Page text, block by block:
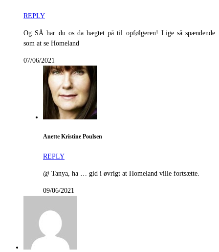
REPLY
Og SÅ har du os da hægtet på til opfølgeren! Lige så spændende
som at se Homeland
07/06/2021
Anette Kristine Poulsen
REPLY
@ Tanya, ha … gid i øvrigt at Homeland ville fortsætte.
09/06/2021